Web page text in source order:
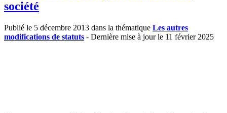
société
Publié le 5 décembre 2013 dans la thématique Les autres
modifications de statuts - Dernière mise à jour le 11 février 2025